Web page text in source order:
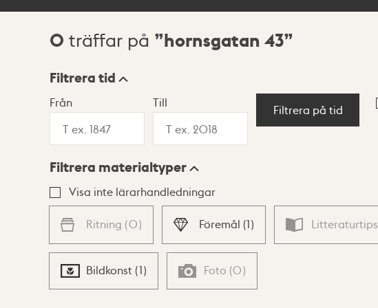
Sökresultat
0 träffar på hornsgatan 43
Visningsläge
Lista Karta
Filtrera tid
Från Till
Filtrera på tid
Filtrera materialtyper
Visa inte lärarhandledningar
Ritning (0) Föremål (1) Litteraturtips
Bildkonst (1) Foto (0)